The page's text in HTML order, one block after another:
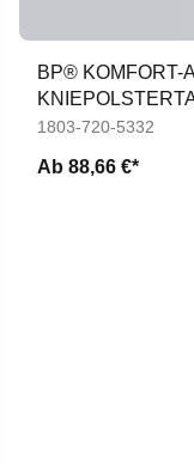
BP® KOMFORT-
1803-720-5332
Ab 88,66 €*